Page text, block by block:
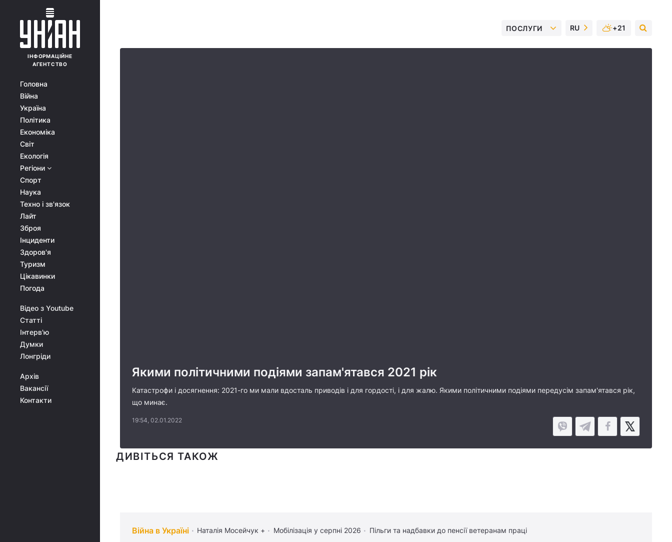
ІНФОРМАЦІЙНЕ
АГЕНТСТВО
Головна
Війна
Україна
Політика
Економіка
Світ
Екологія
Регіони
Спорт
Наука
Техно і зв'язок
Лайт
Зброя
Інциденти
Здоров'я
Туризм
Цікавинки
Погода
Відео з Youtube
Статті
Інтерв'ю
Думки
Лонгріди
Архів
Вакансії
Контакти
ПОСЛУГИ RU +21
Якими політичними подіями запам'ятався 2021 рік
Катастрофи і досягнення: 2021-го ми мали вдосталь приводів і для гордості, і для жалю. Якими політичними подіями передусім запам'ятався рік,
що минає.
19:54, 02.01.2022
ДИВІТЬСЯ ТАКОЖ
Війна в Україні Наталія Мосейчук + Мобілізація у серпні 2026 Пільги та надбавки до пенсії ветеранам праці